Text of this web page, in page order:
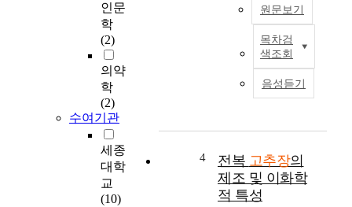
인문
학
(2)
의약
학
(2)
수여기관
세종
대학
교
(10)
원문보기
목차검
색조회
음성듣기
4 전복 고추장의
제조 및 이화학
적 특성